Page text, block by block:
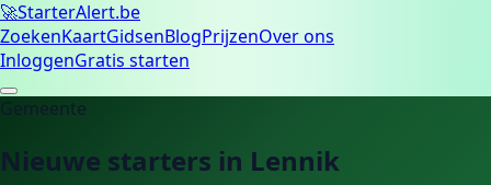
🚀StarterAlert.be
ZoekenKaartGidsenBlogPrijzenOver ons
InloggenGratis starten
Gemeente
Nieuwe starters in Lennik